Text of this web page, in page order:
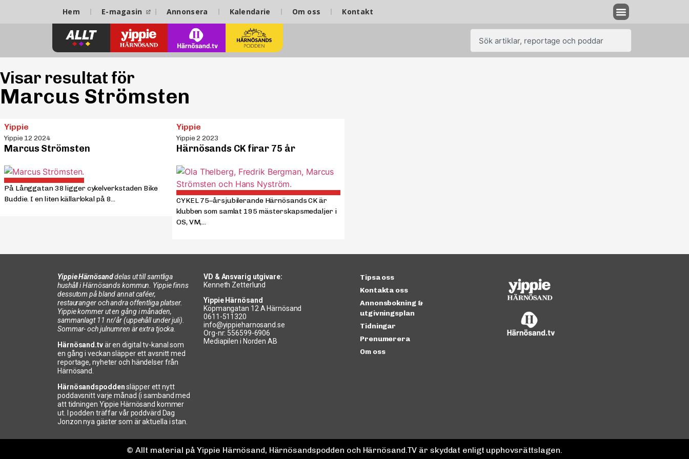
Hem E-magasin Annonsera Kalendarie Om oss Kontakt
Visar resultat för
Marcus Strömsten
Yippie
Yippie 12 2024
Marcus Strömsten
På Långgatan 38 ligger cykelverkstaden Bike
Buddie. I en liten källarlokal på 8...
Yippie
Yippie 2 2023
Härnösands CK firar 75 år
CYKEL 75–årsjubilerande Härnösands CK är
klubben som samlat 195 mästerskapsmedaljer i
OS, VM,...
Yippie Härnösanddelas ut till samtliga
hushåll i Härnösands kommun. Yippie finns
dessutom på bland annat caféer,
restauranger och andra offentliga platser.
Yippie kommer ut en gång i månaden,
sammanlagt 11 nr/år (uppehåll under juli).
Sommar- och julnumren är extra tjocka.
Härnösand.tvär en digital tv-kanal som
en gång i veckan släpper ett avsnitt med
reportage, nyheter och händelser från
Härnösand.
Härnösandspoddensläpper ett nytt
poddavsnitt varje månad (i samband med
att tidningen Yippie Härnösand kommer
ut. I podden träffar vår poddvärd Dag
Jonzon nya gäster som är aktuella i stan.
VD & Ansvarig utgivare:
Kenneth Zetterlund
Yippie Härnösand
Köpmangatan 12 A Härnösand
0611-511320
info@yippieharnosand.se
Org-nr: 556599-6906
Mediapilen i Norden AB
Tipsa oss
Kontakta oss
Annonsbokning &
utgivningsplan
Tidningar
Prenumerera
Om oss
© Allt material på Yippie Härnösand, Härnösandspodden och Härnösand.TV är skyddat enligt upphovsrättslagen.